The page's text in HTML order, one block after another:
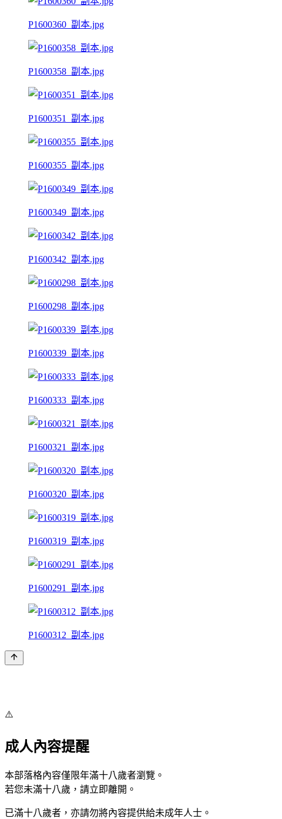
P1600360_副本.jpg
P1600358_副本.jpg
P1600351_副本.jpg
P1600355_副本.jpg
P1600349_副本.jpg
P1600342_副本.jpg
P1600298_副本.jpg
P1600339_副本.jpg
P1600333_副本.jpg
P1600321_副本.jpg
P1600320_副本.jpg
P1600319_副本.jpg
P1600291_副本.jpg
P1600312_副本.jpg
⚠️
成人內容提醒
本部落格內容僅限年滿十八歲者瀏覽。
若您未滿十八歲，請立即離開。
已滿十八歲者，亦請勿將內容提供給未成年人士。